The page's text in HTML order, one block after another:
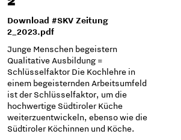
Download #SKV Zeitung
2_2023.pdf
Junge Menschen begeistern
Qualitative Ausbildung =
Schlüsselfaktor Die Kochlehre in
einem begeisternden Arbeitsumfeld
ist der Schlüsselfaktor, um die
hochwertige Südtiroler Küche
weiterzuentwickeln, ebenso wie die
Südtiroler Köchinnen und Köche.